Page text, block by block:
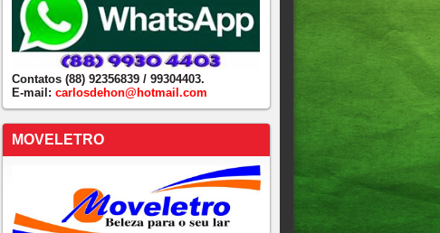
Contatos (88) 92356839 / 99304403.
E-mail: carlosdehon@hotmail.com
MOVELETRO